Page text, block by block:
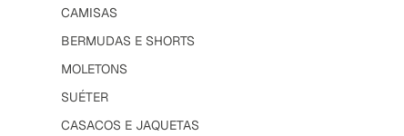
CAMISAS
BERMUDAS E SHORTS
MOLETONS
SUÉTER
CASACOS E JAQUETAS